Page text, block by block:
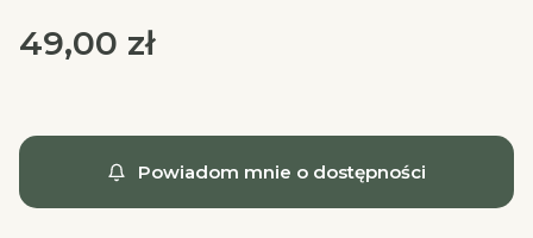
Cena
49,00 zł
Powiadom mnie o dostępności